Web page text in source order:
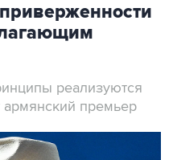
реализуются
армянский премьер